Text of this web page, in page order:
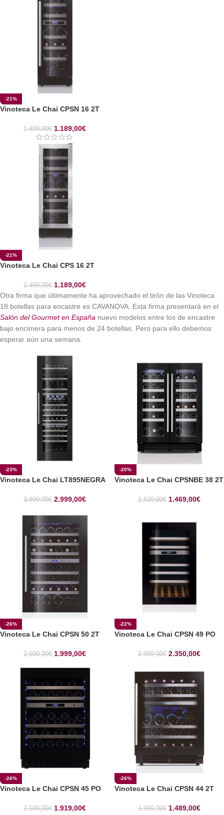
-21%
Vinoteca Le Chai CPSN 16 2T
1.499,00€ 1.189,00€
-21%
Vinoteca Le Chai CPS 16 2T
1.499,00€ 1.189,00€
Otra firma que últimamente ha aprovechado el tirón de las Vinoteca
18 botellas para encastre es CAVANOVA. Esta firma presentará en el
Salón del Gourmet en España nuevo modelos entre los de encastre
bajo encimera para menos de 24 botellas. Pero para ello debemos
esperar aún una semana.
-23%
Vinoteca Le Chai LT895NEGRA
3.899,00€ 2.999,00€
-20%
Vinoteca Le Chai CPSNBE 38 2T
1.839,00€ 1.469,00€
-26%
Vinoteca Le Chai CPSN 50 2T
2.699,00€ 1.999,00€
-22%
Vinoteca Le Chai CPSN 49 PO
2.999,00€ 2.350,00€
-26%
Vinoteca Le Chai CPSN 45 PO
2.599,00€ 1.919,00€
-26%
Vinoteca Le Chai CPSN 44 2T
1.999,00€ 1.489,00€